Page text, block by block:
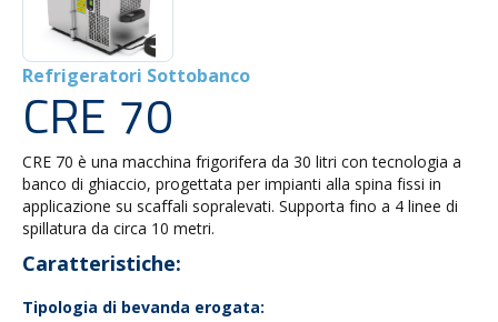
Refrigeratori Sottobanco
CRE 70
CRE 70 è una macchina frigorifera da 30 litri con tecnologia a
banco di ghiaccio, progettata per impianti alla spina fissi in
applicazione su scaffali sopralevati. Supporta fino a 4 linee di
spillatura da circa 10 metri.
Caratteristiche:
Tipologia di bevanda erogata: